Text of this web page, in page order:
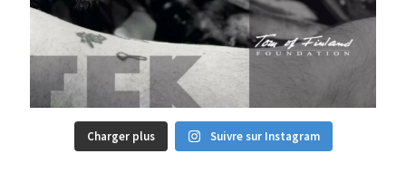
Charger plus Suivre sur Instagram